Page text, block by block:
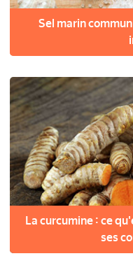
Sel marin
La curcumine : ce
ses